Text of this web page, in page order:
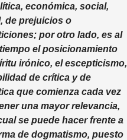
económica, social,
de prejuicios o
por otro lado, es al
el posicionamiento
irónico, el escepticismo,
de crítica y de
que comienza cada vez
una mayor relevancia,
se puede hacer frente a
de dogmatismo, puesto